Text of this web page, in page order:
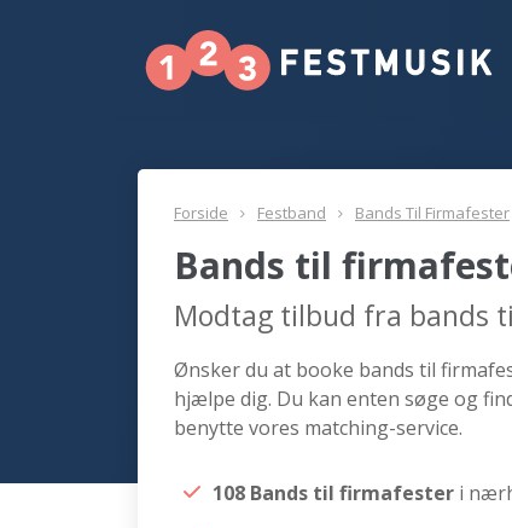
Forside Festband Bands Til Firmafester
Bands til
Modtag tilbud fra bands
Ønsker du at booke bands til
hjælpe dig. Du kan enten søge og
benytte vores matching-service.
108 Bands til firmafester i